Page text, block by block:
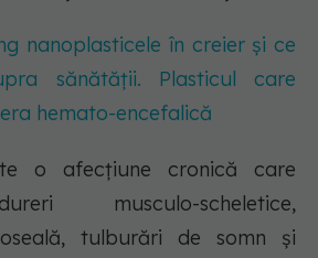
nanoplasticele în creier și ce
sănătății. Plasticul care
hemato-encefalică
o afecțiune cronică care
musculo-scheletice,
tulburări de somn și